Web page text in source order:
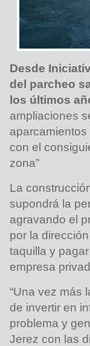
Desde
del parcheo
los últimos
ampliaciones
con el
zona”
La
supondrá la
agravando el
por la
taquilla y
empresa
“Una vez más
de invertir en
problema y
Jerez con las